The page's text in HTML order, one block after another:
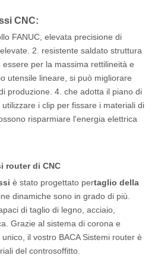
CNC:
FANUC, elevata precisione di
2. resistente saldato struttura
per la massima rettilineità e
utensile lineare, si può migliorare
produzione. 4. che adotta il piano di
i clip per fissare i materiali di
risparmiare l'energia elettrica
router di CNC
è stato progettato pertaglio della
dinamiche sono in grado di più.
di taglio di legno, acciaio,
Grazie al sistema di corona e
il vostro BACA Sistemi router è
del controsoffitto.